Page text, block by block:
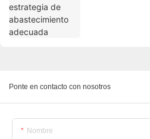
Ponte en contacto con nosotros
Nombre